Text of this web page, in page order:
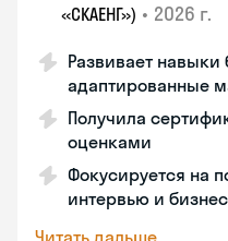
«СКАЕНГ») • 2026 г.
Развивает навыки
адаптированные
Получила
оценками
Фокусируется на
интервью и
Читать дальше